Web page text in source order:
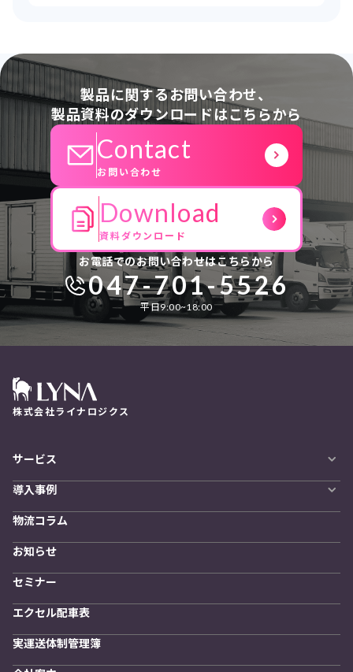
製品に関するお問い合わせ、
製品資料のダウンロードはこちらから
Contact
お問い合わせ
Download
資料ダウンロード
お電話でのお問い合わせはこちらから
047-701-5526
平日9:00~18:00
株式会社ライナロジクス
サービス
LYNA DXプラットフォーム
発着管理オプション
訪問計画
物流拠点最適化
開発者向けサービス
導入事例
導入をご検討の方へ
物流コラム
お知らせ
セミナー
エクセル配車表
実運送体制管理簿